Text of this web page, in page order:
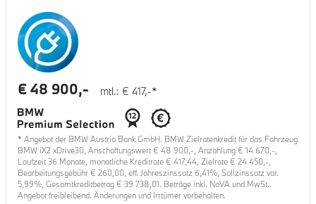
mtl.: € 417,-*
€ 48 900,-
* Angebot der BMW Austria Bank GmbH. BMW Zielratenkredit für das Fahrzeug
BMW iX2 xDrive30 , Anschaffungswert € 48 900 ,-, Anzahlung € 14 670 ,-,
Laufzeit36 Monate, monatliche Kreditrate € 417,44 , Zielrate € 24 450 ,-,
Bearbeitungsgebühr € 260,00 , eff. Jahreszinssatz 6,41%, Sollzinssatz var.
5,99%, Gesamtkreditbetrag € 39 738,01. Beträge inkl. NoVA und MwSt..
Angebot freibleibend. Änderungen und Irrtümer vorbehalten.